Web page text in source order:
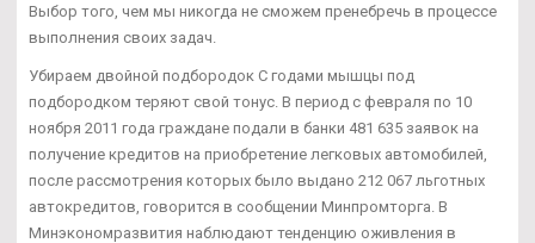
Выбор того, чем мы никогда не сможем пренебречь в процессе
выполнения своих задач.
Убираем двойной подбородок С годами мышцы под
подбородком теряют свой тонус. В период с февраля по 10
ноября 2011 года граждане подали в банки 481 635 заявок на
получение кредитов на приобретение легковых автомобилей,
после рассмотрения которых было выдано 212 067 льготных
автокредитов, говорится в сообщении Минпромторга. В
Минэкономразвития наблюдают тенденцию оживления в